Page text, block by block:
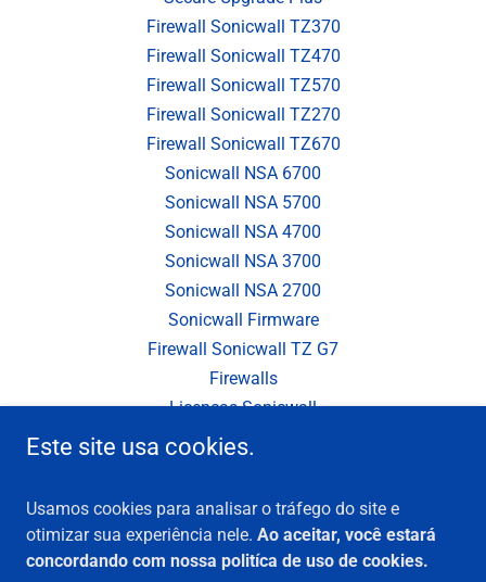
Firewall Sonicwall TZ370
Firewall Sonicwall TZ470
Firewall Sonicwall TZ570
Firewall Sonicwall TZ270
Firewall Sonicwall TZ670
Sonicwall NSA 6700
Sonicwall NSA 5700
Sonicwall NSA 4700
Sonicwall NSA 3700
Sonicwall NSA 2700
Sonicwall Firmware
Firewall Sonicwall TZ G7
Firewalls
Licenças Sonicwall
Renovação de Licenças
Sonicwall VPN Client
Sonicwall CFS
Este site usa cookies.
Usamos cookies para analisar o tráfego do site e
otimizar sua experiência nele. Ao aceitar, você estará
concordando com nossa politíca de uso de cookies.